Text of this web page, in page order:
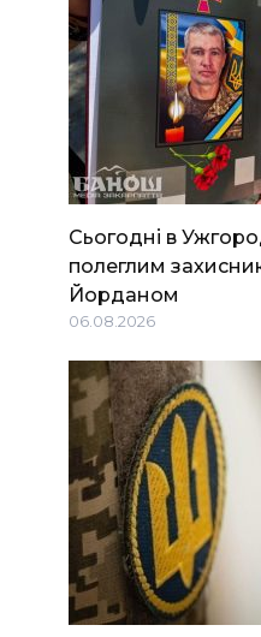
Сьогодні в
полеглим
Йорданом
06.08.2026